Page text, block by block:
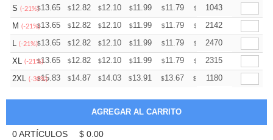
S (-21%)$13.65 $12.82 $12.10 $11.99 $11.79 $ 11.68
1043
M (-21%)$13.65 $12.82 $12.10 $11.99 $11.79 $ 11.68
2142
L (-21%)$13.65 $12.82 $12.10 $11.99 $11.79 $ 11.68
2470
XL (-21%)
$13.65 $12.82 $12.10 $11.99 $11.79 $ 11.68
2315
2XL (-30%)
$15.83 $14.87 $14.03 $13.91 $13.67 $ 13.55
1180
0ARTÍCULOS $ 0.00